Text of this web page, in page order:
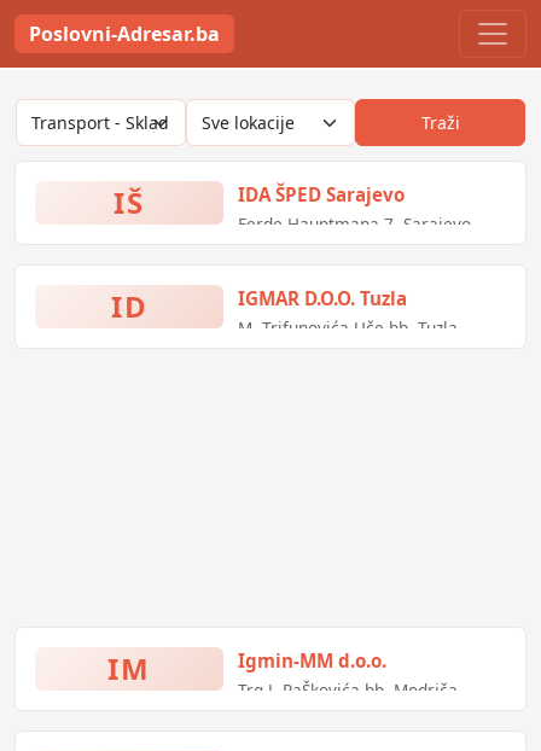
Poslovni-Adresar.ba
Traži
IŠ IDA ŠPED Sarajevo
Ferde Hauptmana 7, Sarajevo,
ID IGMAR D.O.O. Tuzla
M. Trifunovića Uče bb, Tuzla,
IM Igmin-MM d.o.o.
Trg J. RaŠkovića bb, Modriča,